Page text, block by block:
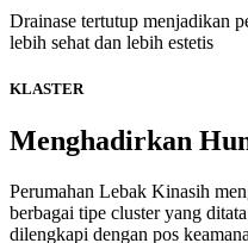
Drainase tertutup menjadikan
lebih sehat dan lebih estetis
KLASTER
Menghadirkan
Perumahan Lebak Kinasih
berbagai tipe cluster yang
dilengkapi dengan pos